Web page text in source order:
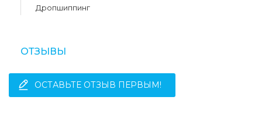
Дропшиппинг
ОТЗЫВЫ
ОСТАВЬТЕ ОТЗЫВ ПЕРВЫМ!